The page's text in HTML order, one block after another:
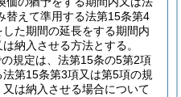
替えて準用する法第15条第4
た期間の延長をする期間内
納入させる方法とする。
の規定は、法第15条の5第2項
第15条第3項又は第5項の規
は納入させる場合について